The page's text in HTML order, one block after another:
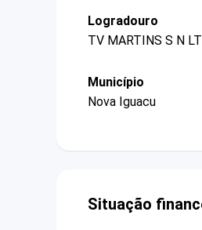
Logradouro
TV MARTINS S N
Município
Nova Iguacu
Situação